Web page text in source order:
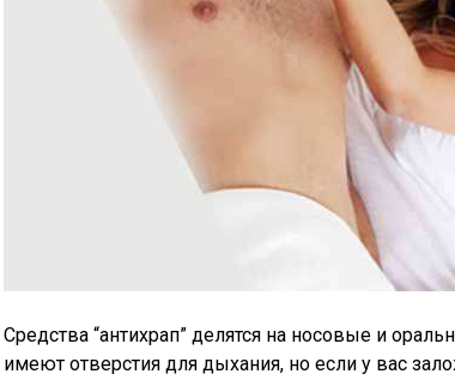
Средства “антихрап” делятся на носовые и
имеют отверстия для дыхания, но если у вас